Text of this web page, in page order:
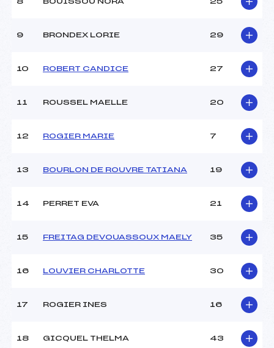
Ouvreurs D :
Météo :
BEAU
DOUCE
Nombre de portes :
27
Traceur :
BURATTI QUENTIN (MB)
Ouvreurs C :
Ouvreurs E :
Pénalité appliquée :
255.0000
8 BOUISSOU NORA 25
9 BRONDEX LORIE 29
10 ROBERT CANDICE 27
11 ROUSSEL MAELLE 20
12 ROGIER MARIE 7
13 BOURLON DE ROUVRE TATIANA 19
14 PERRET EVA 21
15 FREITAG DEVOUASSOUX MAELY 35
16 LOUVIER CHARLOTTE 30
17 ROGIER INES 16
18 GICQUEL THELMA 43